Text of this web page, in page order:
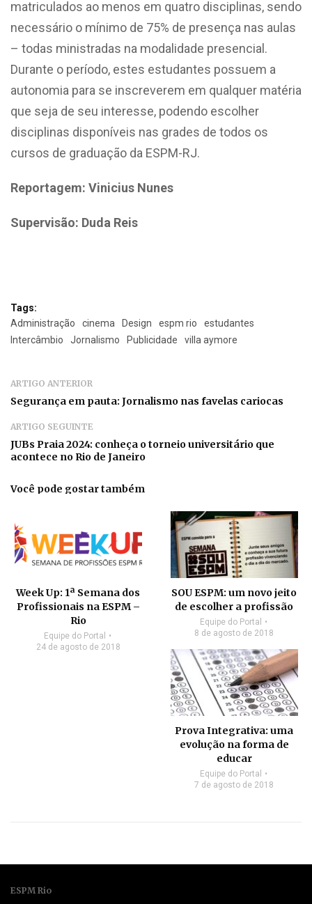
matriculados ao menos em quatro disciplinas, sendo
necessário o mínimo de 75% de presença nas aulas
– todas ministradas na modalidade presencial.
Durante o período, estes estudantes possuem a
autonomia para se inscreverem em qualquer matéria
que seja de seu interesse, podendo escolher
disciplinas disponíveis nas grades de todos os
cursos de graduação da ESPM-RJ.
Reportagem: Vinicius Nunes
Supervisão: Duda Reis
Tags:
Administração
cinema Design espm rio
estudantes
Intercâmbio
Jornalismo Publicidade villa aymore
ARTIGO ANTERIOR
Segurança em pauta: Jornalismo nas favelas cariocas
ARTIGO SEGUINTE
JUBs Praia 2024: conheça o torneio universitário que
acontece no Rio de Janeiro
Você pode gostar também
Week Up: 1ª Semana dos
Profissionais na ESPM –
Rio
Equipe do Portal
24 de agosto de 2018
SOU ESPM: um novo jeito
de escolher a profissão
Equipe do Portal
8 de agosto de 2018
Prova Integrativa: uma
evolução na forma de
educar
Equipe do Portal
7 de agosto de 2018
ESPM Rio